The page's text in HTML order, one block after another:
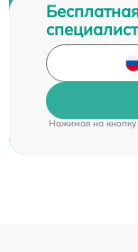
Нажимая на